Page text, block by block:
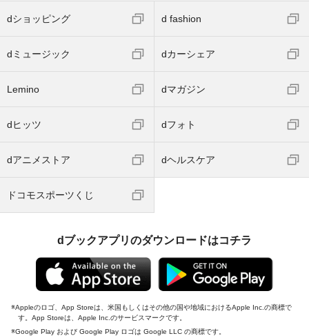
dショッピング d fashion
dミュージック dカーシェア
Lemino dマガジン
dヒッツ dフォト
dアニメストア dヘルスケア
ドコモスポーツくじ
dブックアプリのダウンロードはコチラ
Appleのロゴ、App Storeは、米国もしくはその他の国や地域におけるApple Inc.の商標で
す。App Storeは、Apple Inc.のサービスマークです。
Google Play および Google Play ロゴは Google LLC の商標です。